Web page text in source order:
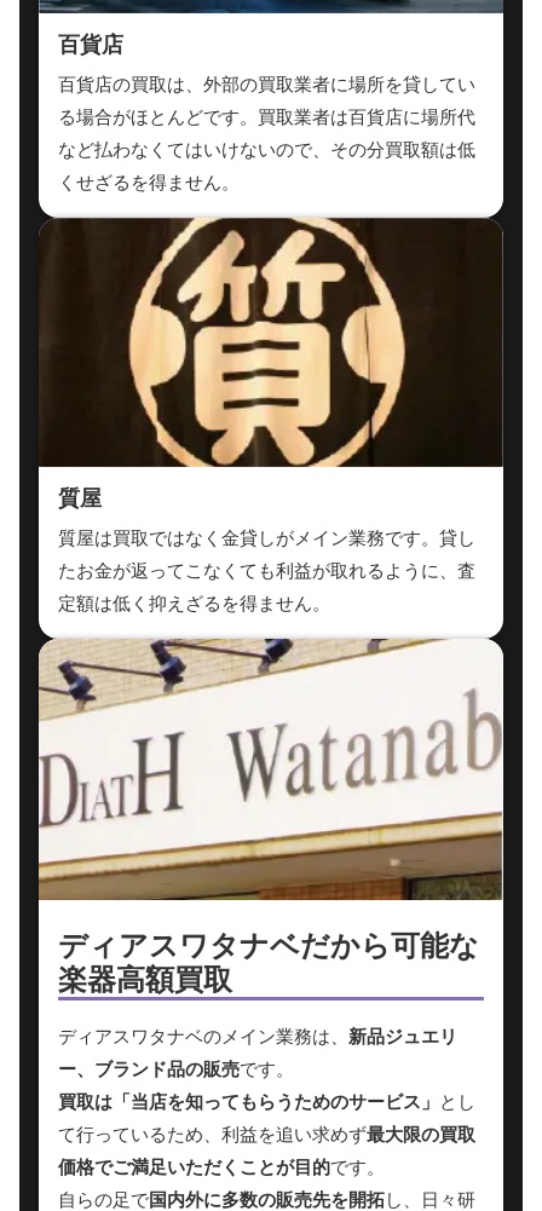
百貨店
百貨店の買取は、外部の買取業者に場所を貸してい
る場合がほとんどです。買取業者は百貨店に場所代
など払わなくてはいけないので、その分買取額は低
くせざるを得ません。
質屋
質屋は買取ではなく金貸しがメイン業務です。貸し
たお金が返ってこなくても利益が取れるように、査
定額は低く抑えざるを得ません。
ディアスワタナベだから可能な
楽器高額買取
ディアスワタナベのメイン業務は、 新品ジュエリ
ー、ブランド品の販売です。
買取は「当店を知ってもらうためのサービス」 とし
て行っているため、利益を追い求めず最大限の買取
価格でご満足いただくことが目的です。
自らの足で国内外に多数の販売先を開拓し、日々研